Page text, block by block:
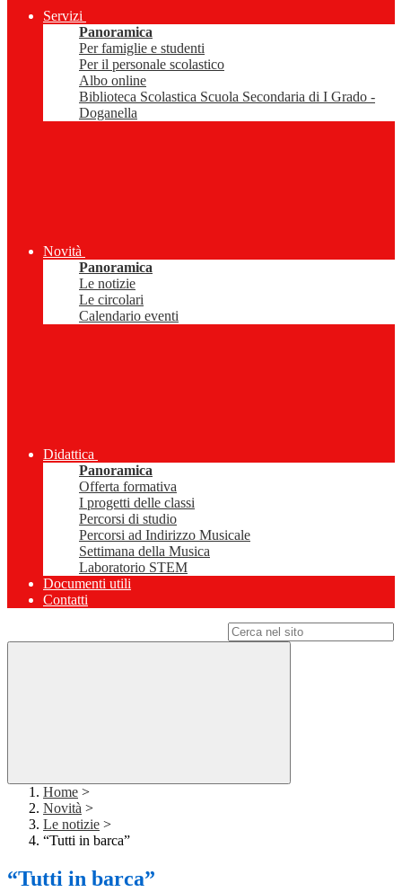
Servizi
Panoramica
Per famiglie e studenti
Per il personale scolastico
Albo online
Biblioteca Scolastica Scuola Secondaria di I Grado -
Doganella
Novità
Panoramica
Le notizie
Le circolari
Calendario eventi
Didattica
Panoramica
Offerta formativa
I progetti delle classi
Percorsi di studio
Percorsi ad Indirizzo Musicale
Settimana della Musica
Laboratorio STEM
Documenti utili
Contatti
Home >
Novità >
Le notizie >
“Tutti in barca”
“Tutti in barca”